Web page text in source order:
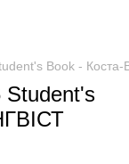
Book - Коста-